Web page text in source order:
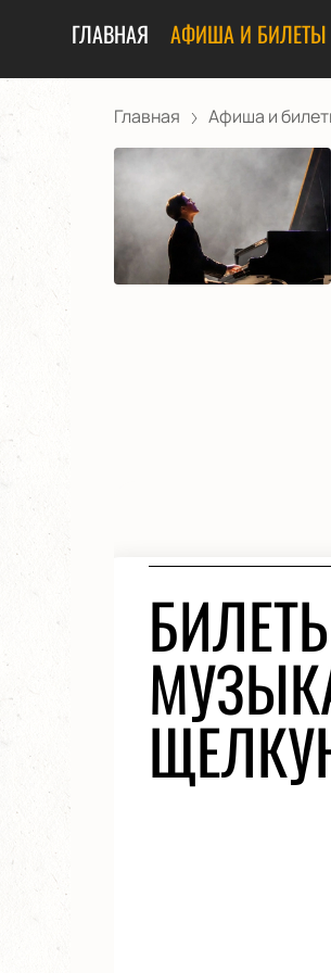
ГЛАВНАЯ АФИША И БИЛЕТЫ
Главная Афиша и